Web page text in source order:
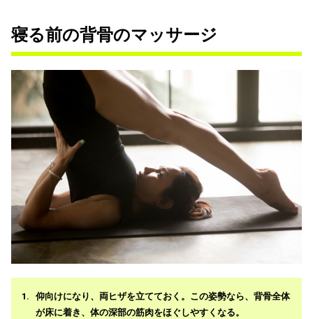
寝る前の背骨のマッサージ
仰向けになり、両ヒザを立てておく。この姿勢なら、背骨全体
が床に着き、体の深部の筋肉をほぐしやすくなる。